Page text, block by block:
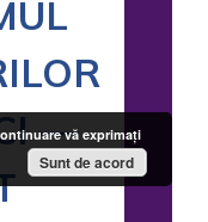
—
vă exprimaţi
Sunt de acord